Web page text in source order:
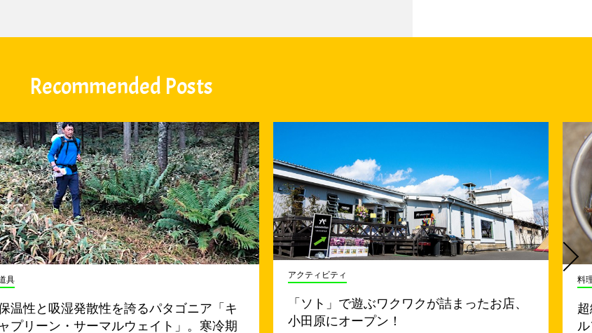
Recommended Posts
具
温性と吸湿発散性を誇るパタゴニア「キ
ャプリーン・サーマルウェイト」。寒冷期
アクティビティ
「ソト」で遊ぶワクワクが詰まったお店、
小田原にオープン！
料